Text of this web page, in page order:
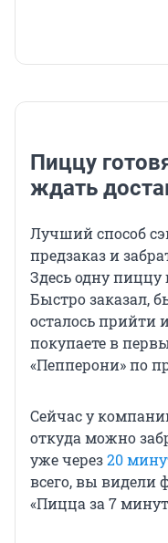
Пиццу
ждать
Лучший способ
предзаказ и
Здесь одну пиццу
Быстро заказал,
осталось прийти
покупаете в
«Пепперони» по
Сейчас у
откуда можно
уже через20
всего, вы
«Пицца за 7